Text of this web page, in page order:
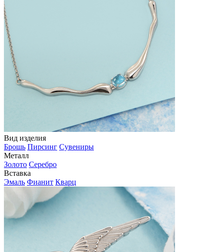
Вид изделия
Брошь Пирсинг Сувениры
Металл
Золото Серебро
Вставка
Эмаль Фианит Кварц